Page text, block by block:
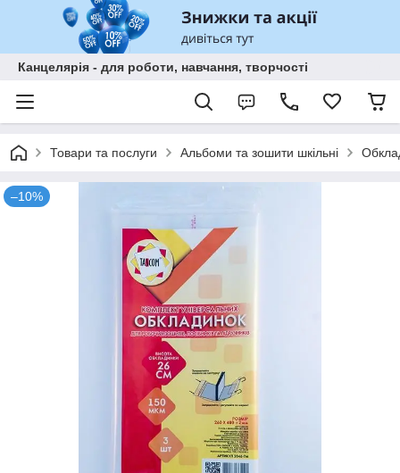
Канцелярія - для роботи, навчання, творчості
Товари та послуги Альбоми та зошити шкільні
–10%